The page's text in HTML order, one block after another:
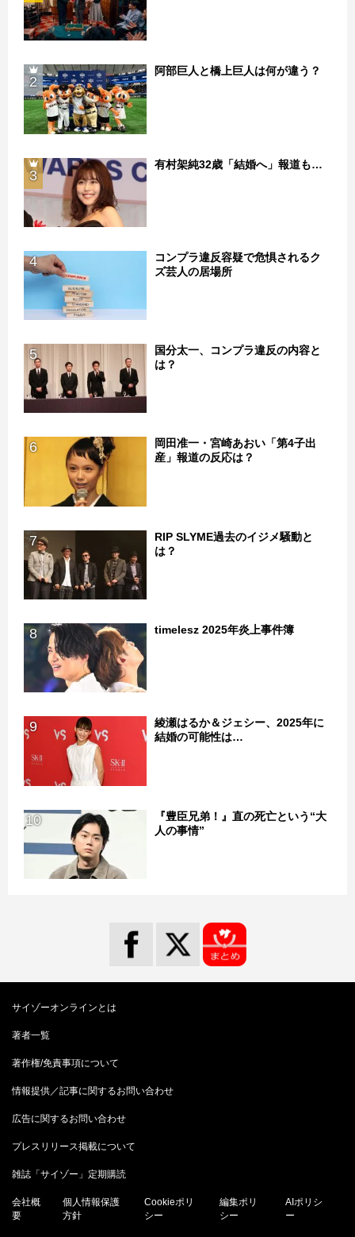
2
阿部巨人と橋上巨人は何が違う？
3
有村架純32歳「結婚へ」報道も…
4
コンプラ違反容疑で危惧されるク
ズ芸人の居場所
5
国分太一、コンプラ違反の内容と
は？
6
岡田准一・宮崎あおい「第4子出
産」報道の反応は？
7
RIP SLYME過去のイジメ騒動と
は？
8 timelesz 2025年炎上事件簿
9
綾瀬はるか＆ジェシー、2025年に
結婚の可能性は…
10
『豊臣兄弟！』直の死亡という“大
人の事情”
サイゾーオンラインとは
著者一覧
著作権/免責事項について
情報提供／記事に関するお問い合わせ
広告に関するお問い合わせ
プレスリリース掲載について
雑誌「サイゾー」定期購読
会社概
要
個人情報保護
方針
Cookieポリ
シー
編集ポリ
シー
AIポリシ
ー